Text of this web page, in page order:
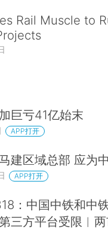
Rail Muscle to
巨亏41亿始末
APP打开
建区域总部 应为
APP打开
：中国中铁和中
三方平台受限︱